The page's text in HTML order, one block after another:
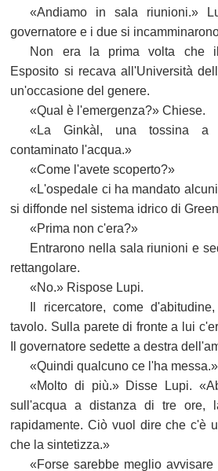
«Andiamo in sala riunioni.»
governatore e i due si
Non era la prima volta che il
Esposito si recava all'Università
un'occasione del genere.
«Qual è l'emergenza?» Chiese.
«La Ginkàl, una tossina a
contaminato l'acqua.»
«Come l'avete scoperto?»
«L'ospedale ci ha mandato
si diffonde nel sistema idrico di
«Prima non c'era?»
Entrarono nella sala riunioni e
rettangolare.
«No.» Rispose Lupi.
Il ricercatore, come
tavolo. Sulla parete di fronte a lui
Il governatore sedette a destra
«Quindi qualcuno ce l'ha messa.»
«Molto di più.» Disse Lupi.
sull'acqua a distanza di tre ore,
rapidamente. Ciò vuol dire che c'è
che la sintetizza.»
«Forse sarebbe meglio